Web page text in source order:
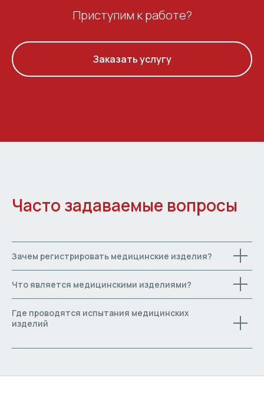
Приступим к работе?
Заказать услугу
Часто задаваемые вопросы
Зачем регистрировать медицинские изделия?
Что является медицинскими изделиями?
Где проводятся испытания медицинских
изделий